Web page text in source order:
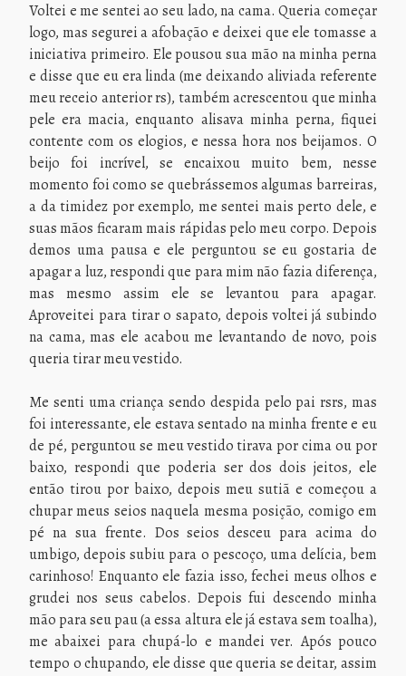
Voltei e me sentei ao seu lado, na cama. Queria começar
logo, mas segurei a afobação e deixei que ele tomasse a
iniciativa primeiro. Ele pousou sua mão na minha perna
e disse que eu era linda (me deixando aliviada referente
meu receio anterior rs), também acrescentou que minha
pele era macia, enquanto alisava minha perna, fiquei
contente com os elogios, e nessa hora nos beijamos. O
beijo foi incrível, se encaixou muito bem, nesse
momento foi como se quebrássemos algumas barreiras,
a da timidez por exemplo, me sentei mais perto dele, e
suas mãos ficaram mais rápidas pelo meu corpo. Depois
demos uma pausa e ele perguntou se eu gostaria de
apagar a luz, respondi que para mim não fazia diferença,
mas mesmo assim ele se levantou para apagar.
Aproveitei para tirar o sapato, depois voltei já subindo
na cama, mas ele acabou me levantando de novo, pois
queria tirar meu vestido.
Me senti uma criança sendo despida pelo pai rsrs, mas
foi interessante, ele estava sentado na minha frente e eu
de pé, perguntou se meu vestido tirava por cima ou por
baixo, respondi que poderia ser dos dois jeitos, ele
então tirou por baixo, depois meu sutiã e começou a
chupar meus seios naquela mesma posição, comigo em
pé na sua frente. Dos seios desceu para acima do
umbigo, depois subiu para o pescoço, uma delícia, bem
carinhoso! Enquanto ele fazia isso, fechei meus olhos e
grudei nos seus cabelos. Depois fui descendo minha
mão para seu pau (a essa altura ele já estava sem toalha),
me abaixei para chupá-lo e mandei ver. Após pouco
tempo o chupando, ele disse que queria se deitar, assim